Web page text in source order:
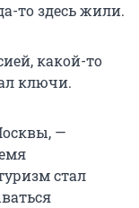
то здесь жили.
какой-то
ключи.
—
стал